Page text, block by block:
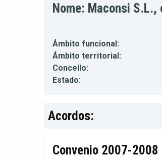
Nome: Maconsi
Ámbito funcional:
Ámbito territorial:
Concello:
Estado:
Acordos:
Convenio 2007-2008